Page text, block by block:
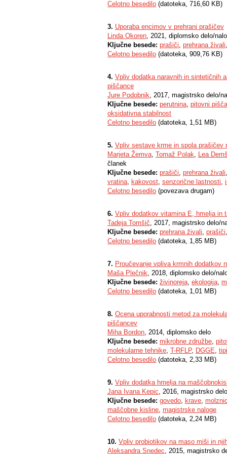
Celotno besedilo (datoteka, 716,60 KB)
3. Uporaba encimov v prehrani prašičev
Linda Okoren, 2021, diplomsko delo/
Ključne besede: prašiči, prehrana živali
Celotno besedilo (datoteka, 909,76 KB)
4. Vpliv dodatka naravnih in sintetičnih
piščance
Jure Podobnik, 2017, magistrsko delo/
Ključne besede: perutnina, pitovni
oksidativna stabilnost
Celotno besedilo (datoteka, 1,51 MB)
5. Vpliv sestave krme in spola prašičev
Marjeta Žemva, Tomaž Polak, Lea
članek
Ključne besede: prašiči, prehrana živali
vratina, kakovost, senzorične lastnosti,
Celotno besedilo (povezava drugam)
6. Vpliv dodatkov vitamina E, hmelja in
Tadeja Tomšič, 2017, magistrsko delo/
Ključne besede: prehrana živali, prašiči
Celotno besedilo (datoteka, 1,85 MB)
7. Proučevanje vpliva krmnih dodatkov
Maša Plečnik, 2018, diplomsko delo/
Ključne besede: živinoreja, ekologija,
Celotno besedilo (datoteka, 1,01 MB)
8. Ocena uporabnosti metod za
piščancev
Miha Bordon, 2014, diplomsko delo
Ključne besede: mikrobne združbe,
molekularne tehnike, T-RFLP, DGGE,
Celotno besedilo (datoteka, 2,33 MB)
9. Vpliv dodatka hmelja na
Jana Ivana Kepic, 2016, magistrsko delo
Ključne besede: govedo, krave,
maščobne kisline, magistrske naloge
Celotno besedilo (datoteka, 2,24 MB)
10. Vpliv probiotikov na maso miši in
Aleksandra Snedec, 2015, magistrsko